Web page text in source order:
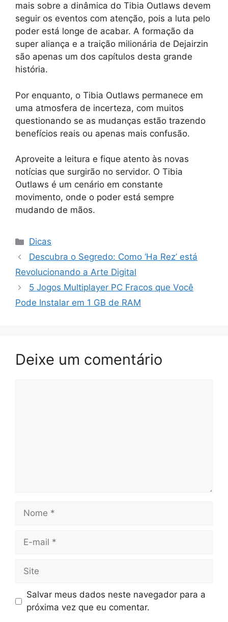
mais sobre a dinâmica do Tibia Outlaws devem
seguir os eventos com atenção, pois a luta pelo
poder está longe de acabar. A formação da
super aliança e a traição milionária de Dejairzin
são apenas um dos capítulos desta grande
história.
Por enquanto, o Tibia Outlaws permanece em
uma atmosfera de incerteza, com muitos
questionando se as mudanças estão trazendo
benefícios reais ou apenas mais confusão.
Aproveite a leitura e fique atento às novas
notícias que surgirão no servidor. O Tibia
Outlaws é um cenário em constante
movimento, onde o poder está sempre
mudando de mãos.
Categorias
Dicas
Descubra o Segredo: Como ‘Ha Rez’ está
Revolucionando a Arte Digital
5 Jogos Multiplayer PC Fracos que Você
Pode Instalar em 1 GB de RAM
Deixe um comentário
Nome
Site
Salvar meus dados neste navegador para a
próxima vez que eu comentar.